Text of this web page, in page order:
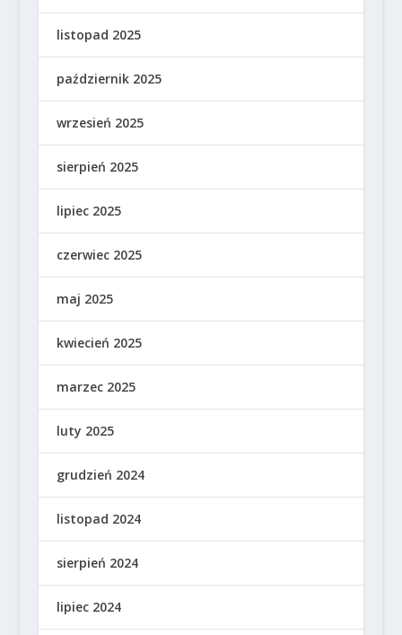
listopad 2025
październik 2025
wrzesień 2025
sierpień 2025
lipiec 2025
czerwiec 2025
maj 2025
kwiecień 2025
marzec 2025
luty 2025
grudzień 2024
listopad 2024
sierpień 2024
lipiec 2024